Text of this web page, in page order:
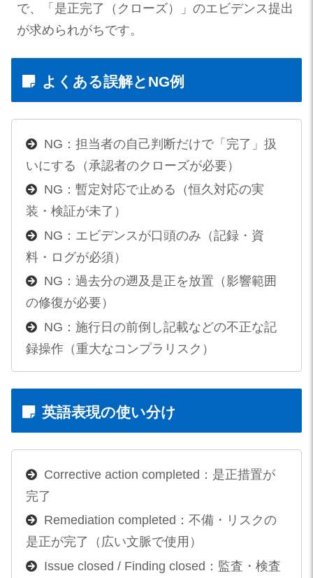
で、「是正完了（クローズ）」のエビデンス提出
が求められがちです。
よくある誤解とNG例
NG：担当者の自己判断だけで「完了」扱
いにする（承認者のクローズが必要）
NG：暫定対応で止める（恒久対応の実
装・検証が未了）
NG：エビデンスが口頭のみ（記録・資
料・ログが必須）
NG：過去分の遡及是正を放置（影響範囲
の修復が必要）
NG：施行日の前倒し記載などの不正な記
録操作（重大なコンプラリスク）
英語表現の使い分け
Corrective action completed：是正措置が
完了
Remediation completed：不備・リスクの
是正が完了（広い文脈で使用）
Issue closed / Finding closed：監査・検査